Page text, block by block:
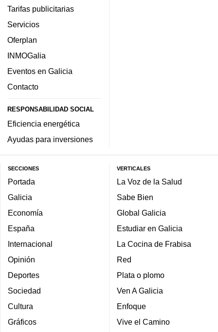
Tarifas publicitarias
Servicios
Oferplan
INMOGalia
Eventos en Galicia
Contacto
RESPONSABILIDAD SOCIAL
Eficiencia energética
Ayudas para inversiones
SECCIONES
Portada
Galicia
Economía
España
Internacional
Opinión
Deportes
Sociedad
Cultura
Gráficos
VERTICALES
La Voz de la Salud
Sabe Bien
Global Galicia
Estudiar en Galicia
La Cocina de Frabisa
Red
Plata o plomo
Ven A Galicia
Enfoque
Vive el Camino